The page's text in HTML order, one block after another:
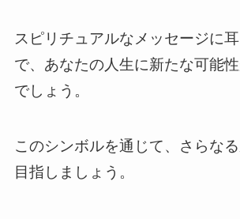
スピリチュアルなメッセージに
で、あなたの人生に新たな可能
でしょう。
このシンボルを通じて、さらな
目指しましょう。